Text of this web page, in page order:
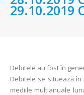
29.10.2019
Debitele au fost în
Debitele se situează
mediile multianuale